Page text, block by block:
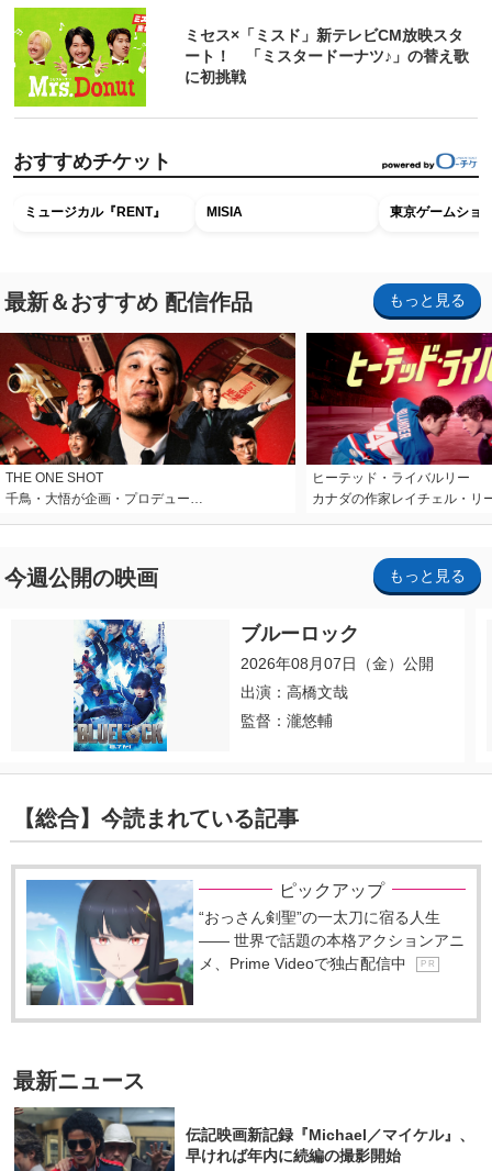
ミセス×「ミスド」新テレビCM放映スタ
ート！ 「ミスタードーナツ♪」の替え歌
に初挑戦
おすすめチケット
ミュージカル『RENT』 MISIA 東京ゲームショ
最新＆おすすめ 配信作品 もっと見る
THE ONE SHOT
千鳥・大悟が企画・プロデュー…
ヒーテッド・ライバルリー
カナダの作家レイチェル・リ
今週公開の映画 もっと見る
ブルーロック
2026年08月07日（金）公開
出演：高橋文哉
監督：瀧悠輔
【総合】今読まれている記事
ピックアップ
“おっさん剣聖”の一太刀に宿る人生
―― 世界で話題の本格アクションアニ
メ、Prime Videoで独占配信中
P R
最新ニュース
伝記映画新記録『Michael／マイケル』、
早ければ年内に続編の撮影開始